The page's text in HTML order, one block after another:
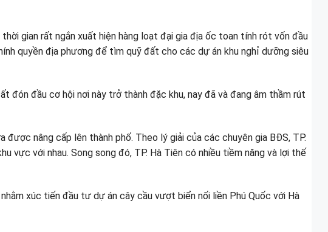
gian rất ngắn xuất hiện hàng loạt đại gia địa ốc toan tính rót vốn đầu
quyền địa phương để tìm quỹ đất cho các dự án khu nghỉ dưỡng siêu
đón đầu cơ hội nơi này trở thành đặc khu, nay đã và đang âm thầm rút
nâng cấp lên thành phố. Theo lý giải của các chuyên gia BĐS, TP.
vực với nhau. Song song đó, TP. Hà Tiên có nhiều tiềm năng và lợi thế
xúc tiến đầu tư dự án cây cầu vượt biển nối liền Phú Quốc với Hà